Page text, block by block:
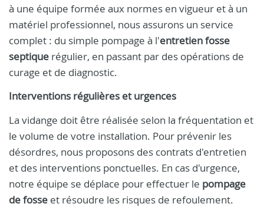
à une équipe formée aux normes en vigueur et à un
matériel professionnel, nous assurons un service
complet : du simple pompage à l'entretien fosse
septique régulier, en passant par des opérations de
curage et de diagnostic.
Interventions régulières et urgences
La vidange doit être réalisée selon la fréquentation et
le volume de votre installation. Pour prévenir les
désordres, nous proposons des contrats d'entretien
et des interventions ponctuelles. En cas d'urgence,
notre équipe se déplace pour effectuer le pompage
de fosse et résoudre les risques de refoulement.